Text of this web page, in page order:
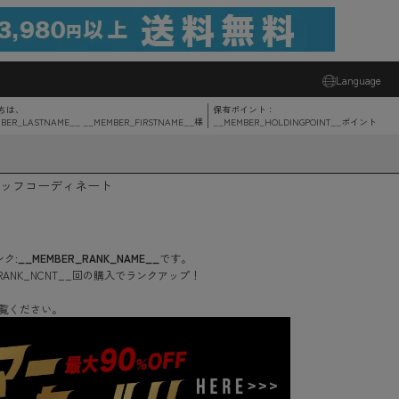
Language
、
__MEMBER_FIRSTNAME__ 様
保有ポイント：
__MEMBER_HOLDINGPOINT__
ポイント
フコーディネート
ク: __MEMBER_RANK_NAME__ です。
回の購入でランクアップ！
ください。